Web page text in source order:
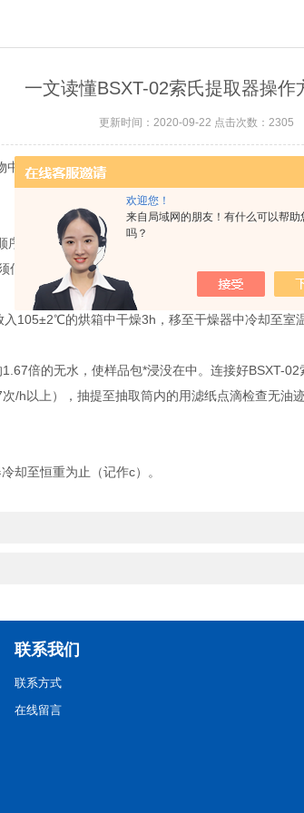
欢迎您！
来自局域网的朋友！有什么可以帮助
吗？
一文读懂BSXT-02索氏提取器操作
更新时间：2020-09-22 点击次数：2305
所需成分进行连续提取。当提取筒中回流下的溶
号，按顺序排列在培养皿中。将盛有滤纸包的
低于70%。
105±2℃的烘箱中干燥3h，移至干燥器中冷却至室
倍的无水，使样品包*浸没在中。连接好BSXT-
/h以上），抽提至抽取筒内的用滤纸点滴检查无
却至恒重为止（记作c）。
联系我们
联系方式
在线留言